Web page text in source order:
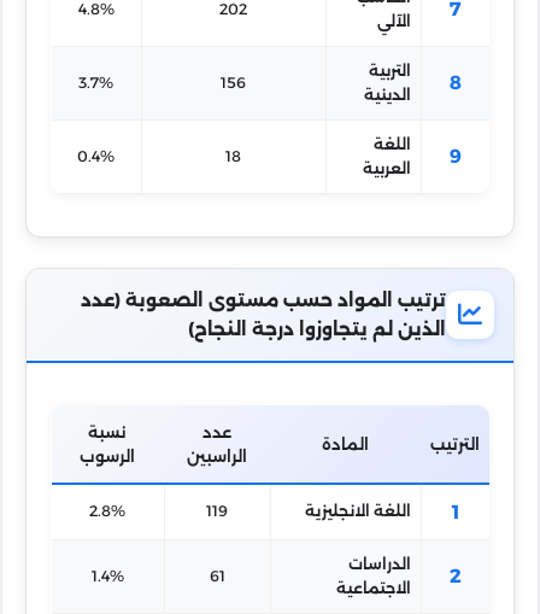
7
الآلي
202
4.8%
8
التربية
الدينية
156
3.7%
9
اللغة
العربية
18
0.4%
ترتيب المواد حسب مستوى الصعوبة (عدد
الذين لم يتجاوزوا درجة النجاح)
الترتيب المادة
عدد
الراسبين
نسبة
الرسوب
1 اللغة الانجليزية 119
2.8%
2
الدراسات
الاجتماعية
61
1.4%